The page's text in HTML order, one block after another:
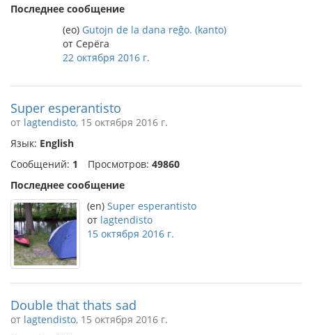
Последнее сообщение
(eo) Gutojn de la dana reĝo. (kanto)
от Серёга
22 октября 2016 г.
Super esperantisto
от lagtendisto, 15 октября 2016 г.
Язык: English
Сообщений: 1 Просмотров: 49860
Последнее сообщение
(en) Super esperantisto
от lagtendisto
15 октября 2016 г.
Double that thats sad
от lagtendisto, 15 октября 2016 г.